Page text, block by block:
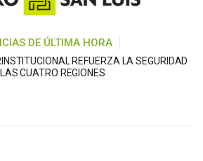
DE ÚLTIMA HORA
REFUERZA LA SEGURIDAD
CUATRO REGIONES